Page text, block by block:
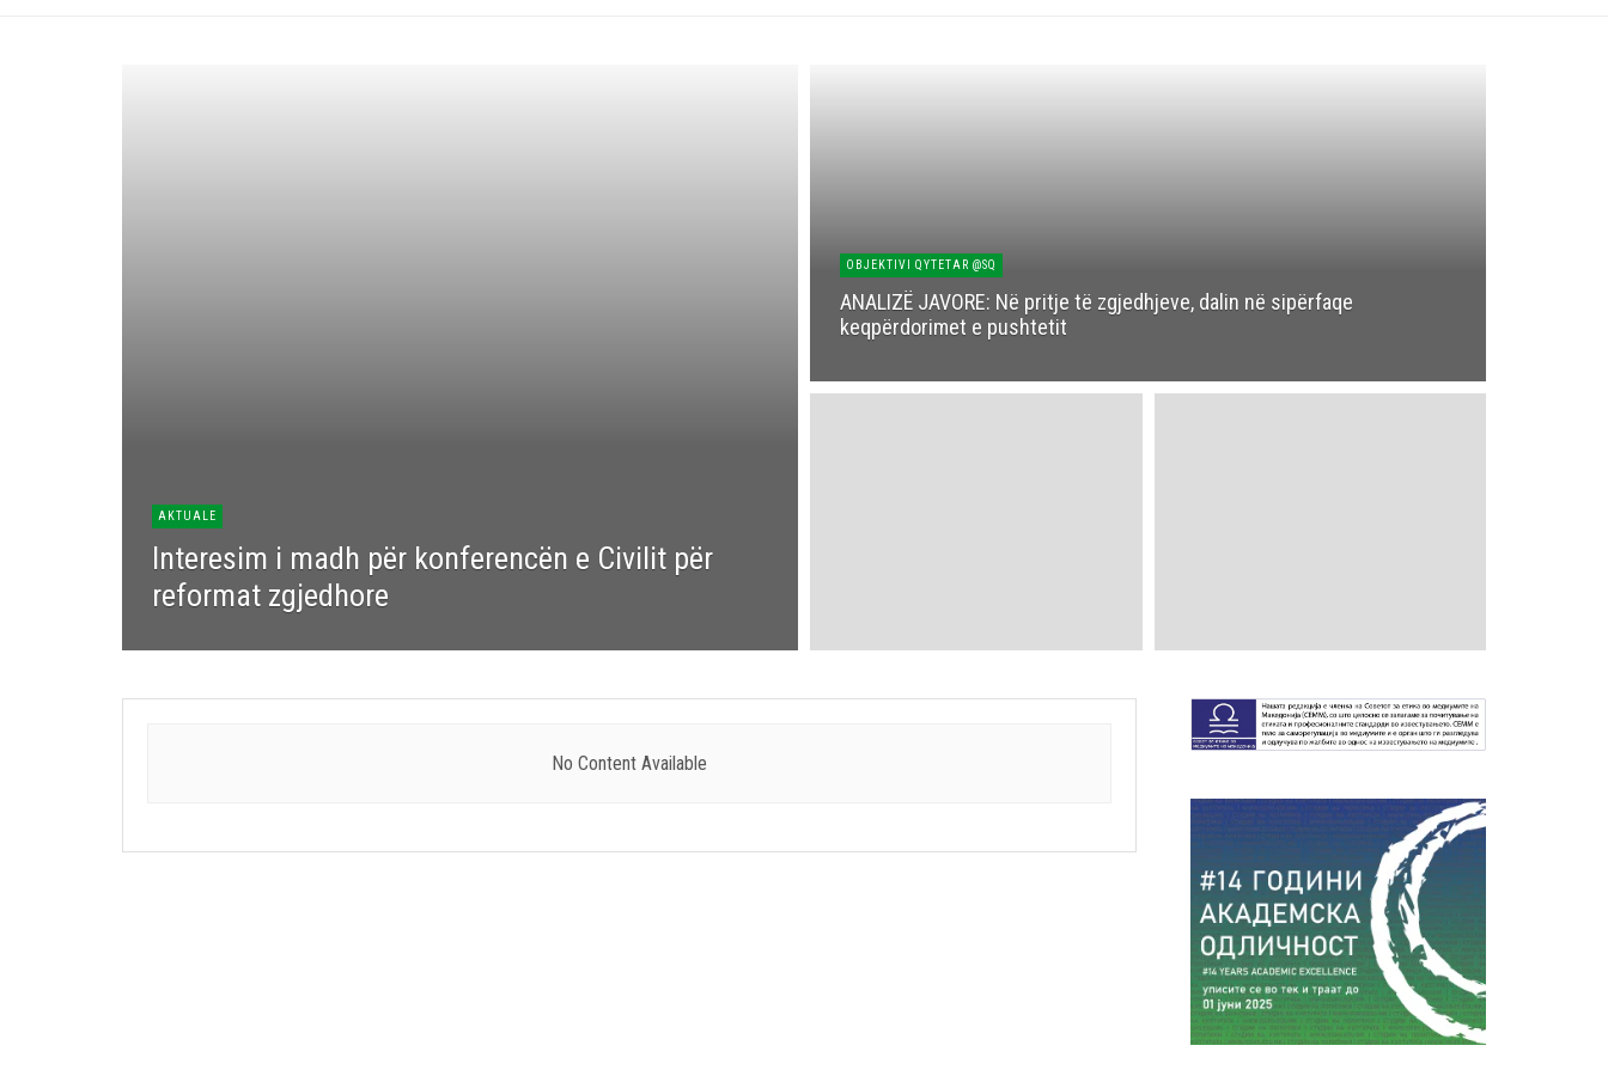
AKTUALE
Interesim i madh për konferencën e Civilit për
reformat zgjedhore
OBJEKTIVI QYTETAR @SQ
ANALIZË JAVORE: Në pritje të zgjedhjeve, dalin në sipërfaqe
keqpërdorimet e pushtetit
No Content Available